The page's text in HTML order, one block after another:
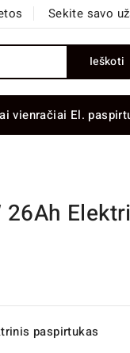
Sekite savo
Ieškoti
vienračiai El.
26Ah
paspirtukas